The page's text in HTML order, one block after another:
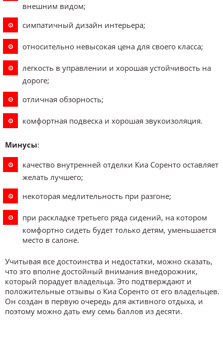
внешним видом;
симпатичный дизайн интерьера;
относительно невысокая цена для своего класса;
лёгкость в управлении и хорошая устойчивость на
дороге;
отличная обзорность;
комфортная подвеска и хорошая звукоизоляция.
Минусы:
качество внутренней отделки Киа Соренто оставляет
желать лучшего;
некоторая медлительность при разгоне;
при раскладке третьего ряда сидений, на котором
комфортно сидеть будет только детям, уменьшается
место в салоне.
Учитывая все достоинства и недостатки, можно сказать,
что это вполне достойный внимания внедорожник,
который порадует владельца. Это подтверждают и
положительные отзывы о Киа Соренто от его владельцев.
Он создан в первую очередь для активного отдыха, и
поэтому можно дать ему семь баллов из десяти.